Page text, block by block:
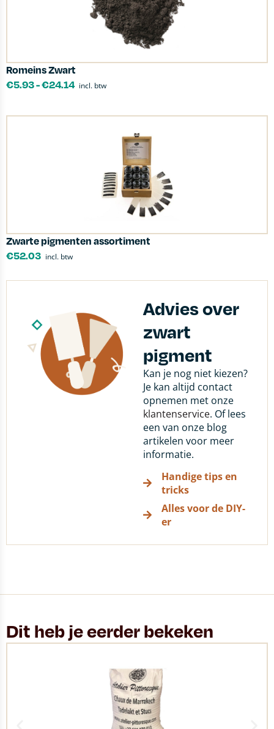
Romeins Zwart
€5.93-€24.14 incl. btw
Zwarte pigmenten assortiment
€52.03 incl. btw
Advies over
zwart
pigment
Kan je nog niet kiezen?
Je kan altijd contact
opnemen met onze
klantenservice. Of lees
een van onze blog
artikelen voor meer
informatie.
Handige tips en
tricks
Alles voor de DIY-
er
Dit heb je eerder bekeken